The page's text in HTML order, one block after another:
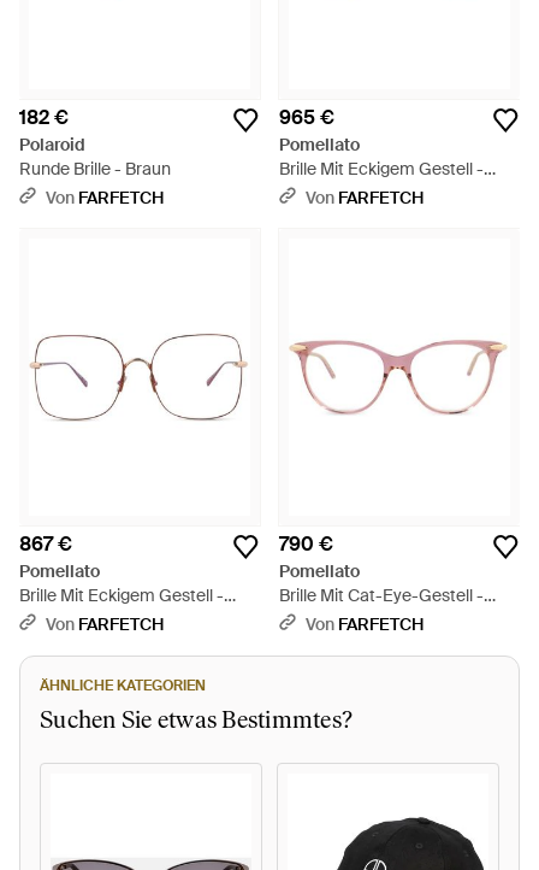
182 €
Polaroid
Runde Brille - Braun
Von FARFETCH
965 €
Pomellato
Brille Mit Eckigem Gestell -
Natur
Von FARFETCH
867 €
Pomellato
Brille Mit Eckigem Gestell -
WeißVon FARFETCH
ÄHNLICHE KATEGORIEN
Suchen Sie etwas Bestimmtes?
790 €
Pomellato
Brille Mit Cat-Eye-Gestell -
Mehrfarbig
Von FARFETCH